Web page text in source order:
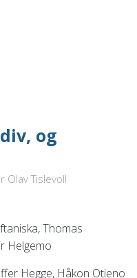
og
Olav Tislevoll
Thomas
Helgemo
Hegge, Håkon Otieno